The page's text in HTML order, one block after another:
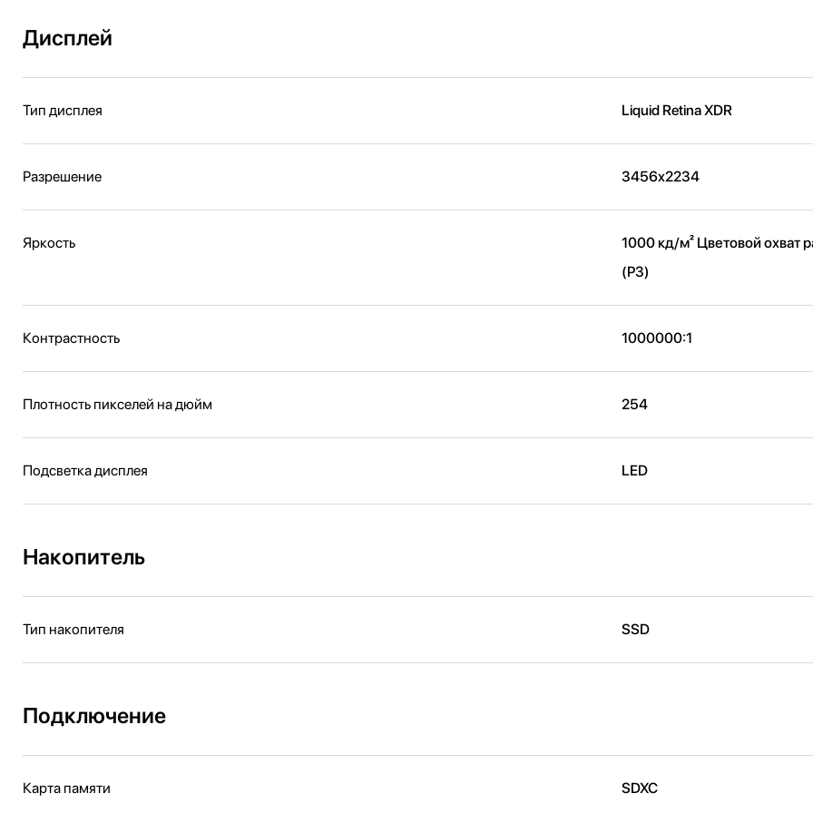
Дисплей
Тип дисплея Liquid Retina XDR
Разрешение 3456x2234
Яркость
1000 кд/м² Цветовой охват
(P3)
Контрастность 1000000:1
Плотность пикселей на дюйм 254
Подсветка дисплея LED
Накопитель
Тип накопителя SSD
Подключение
Карта памяти SDXC